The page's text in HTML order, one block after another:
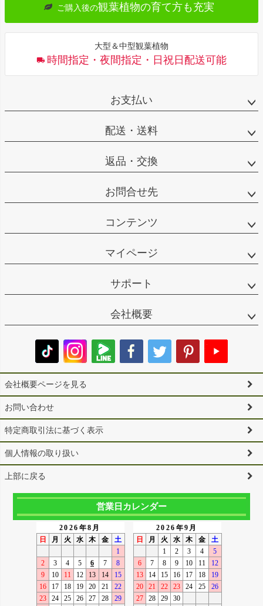
ご購入後の観葉植物の育て方も充実
大型＆中型観葉植物
時間指定・夜間指定・日祝日配送可能
お支払い
配送・送料
返品・交換
お問合せ先
コンテンツ
マイページ
サポート
会社概要
会社概要ページを見る
お問い合わせ
特定商取引法に基づく表示
個人情報の取り扱い
上部に戻る
営業日カレンダー